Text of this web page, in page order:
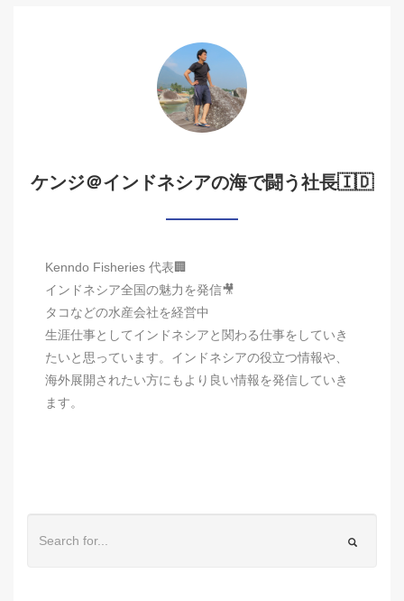
ケンジ＠インドネシアの海で闘う社長🇮🇩
Kenndo Fisheries 代表🏢
インドネシア全国の魅力を発信🎥
タコなどの水産会社を経営中
生涯仕事としてインドネシアと関わる仕事をしていき
たいと思っています。インドネシアの役立つ情報や、
海外展開されたい方にもより良い情報を発信していき
ます。